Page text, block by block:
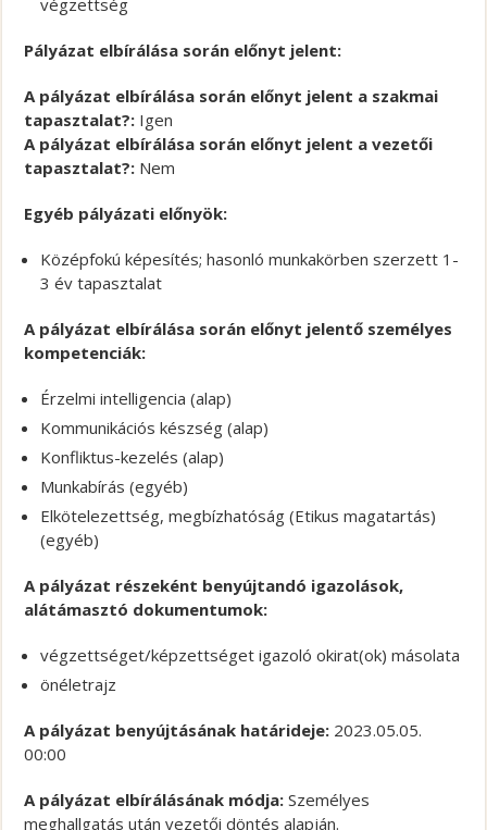
Pályázat elbírálása során előnyt jelent:
A pályázat elbírálása során előnyt jelent a szakmai
tapasztalat?: Igen
A pályázat elbírálása során előnyt jelent a vezetői
tapasztalat?: Nem
Egyéb pályázati előnyök:
Középfokú képesítés; hasonló munkakörben szerzett 1-
3 év tapasztalat
A pályázat elbírálása során előnyt jelentő személyes
kompetenciák:
Érzelmi intelligencia (alap)
Kommunikációs készség (alap)
Konfliktus-kezelés (alap)
Munkabírás (egyéb)
Elkötelezettség, megbízhatóság (Etikus magatartás)
(egyéb)
A pályázat részeként benyújtandó igazolások,
alátámasztó dokumentumok:
végzettséget/képzettséget igazoló okirat(ok) másolata
önéletrajz
A pályázat benyújtásának határideje: 2023.05.05.
00:00
A pályázat elbírálásának módja: Személyes
meghallgatás után vezetői döntés alapján.